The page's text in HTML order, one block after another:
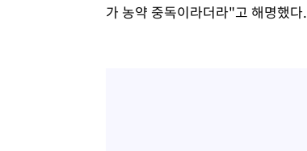
가 농약 중독이라더라"고 해명했다.